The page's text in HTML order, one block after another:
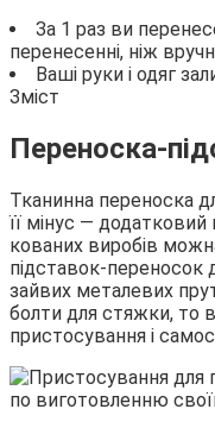
За 1 раз ви
перенесенні, ніж
Ваші руки і одяг
Зміст
Переноска-
Тканинна переноска
її мінус —
кованих виробів
підставок-переносок
зайвих металевих
болти для стяжки, то
пристосування і